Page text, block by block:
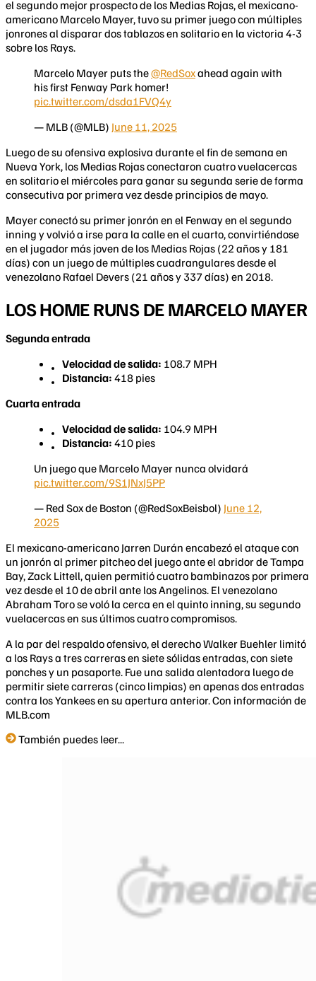
el segundo mejor prospecto de los Medias Rojas, el mexicano-
americano Marcelo Mayer, tuvo su primer juego con múltiples
jonrones al disparar dos tablazos en solitario en la victoria 4-3
sobre los Rays.
Marcelo Mayer puts the@RedSoxahead again with
his first Fenway Park homer!
pic.twitter.com/dsda1FVQ4y
— MLB (@MLB) June 11, 2025
Luego de su ofensiva explosiva durante el fin de semana en
Nueva York, los Medias Rojas conectaron cuatro vuelacercas
en solitario el miércoles para ganar su segunda serie de forma
consecutiva por primera vez desde principios de mayo.
Mayer conectó su primer jonrón en el Fenway en el segundo
inning y volvió a irse para la calle en el cuarto, convirtiéndose
en el jugador más joven de los Medias Rojas (22 años y 181
días) con un juego de múltiples cuadrangulares desde el
venezolano Rafael Devers (21 años y 337 días) en 2018.
LOS HOME RUNS DE MARCELO MAYER
Segunda entrada
Velocidad de salida: 108.7 MPH
Distancia: 418 pies
Cuarta entrada
Velocidad de salida: 104.9 MPH
Distancia: 410 pies
Un juego que Marcelo Mayer nunca olvidará
pic.twitter.com/9S1JNxJ5PP
— Red Sox de Boston (@RedSoxBeisbol) June 12,
2025
El mexicano-americano Jarren Durán encabezó el ataque con
un jonrón al primer pitcheo del juego ante el abridor de Tampa
Bay, Zack Littell, quien permitió cuatro bambinazos por primera
vez desde el 10 de abril ante los Angelinos. El venezolano
Abraham Toro se voló la cerca en el quinto inning, su segundo
vuelacercas en sus últimos cuatro compromisos.
A la par del respaldo ofensivo, el derecho Walker Buehler limitó
a los Rays a tres carreras en siete sólidas entradas, con siete
ponches y un pasaporte. Fue una salida alentadora luego de
permitir siete carreras (cinco limpias) en apenas dos entradas
contra los Yankees en su apertura anterior. Con información de
MLB.com​
También puedes leer...